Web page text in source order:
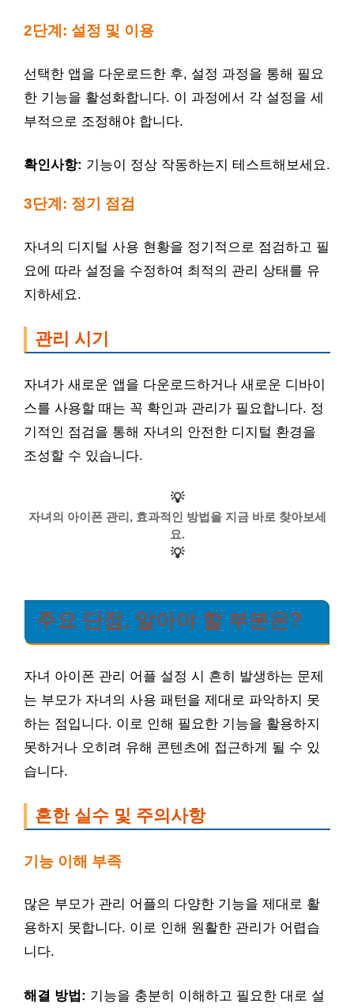
2단계: 설정 및 이용
선택한 앱을 다운로드한 후, 설정 과정을 통해 필요
한 기능을 활성화합니다. 이 과정에서 각 설정을 세
부적으로 조정해야 합니다.
확인사항: 기능이 정상 작동하는지 테스트해보세요.
3단계: 정기 점검
자녀의 디지털 사용 현황을 정기적으로 점검하고 필
요에 따라 설정을 수정하여 최적의 관리 상태를 유
지하세요.
관리 시기
자녀가 새로운 앱을 다운로드하거나 새로운 디바이
스를 사용할 때는 꼭 확인과 관리가 필요합니다. 정
기적인 점검을 통해 자녀의 안전한 디지털 환경을
조성할 수 있습니다.
💡
자녀의 아이폰 관리, 효과적인 방법을 지금 바로 찾아보세
요.
💡
주요 단점, 알아야 할 부분은?
자녀 아이폰 관리 어플 설정 시 흔히 발생하는 문제
는 부모가 자녀의 사용 패턴을 제대로 파악하지 못
하는 점입니다. 이로 인해 필요한 기능을 활용하지
못하거나 오히려 유해 콘텐츠에 접근하게 될 수 있
습니다.
흔한 실수 및 주의사항
기능 이해 부족
많은 부모가 관리 어플의 다양한 기능을 제대로 활
용하지 못합니다. 이로 인해 원활한 관리가 어렵습
니다.
해결 방법: 기능을 충분히 이해하고 필요한 대로 설